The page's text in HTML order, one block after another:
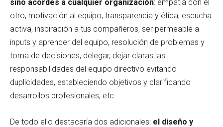
sino acordes a cualquier organización: empatía con el
otro, motivación al equipo, transparencia y ética, escucha
activa, inspiración a tus compañeros, ser permeable a
inputs y aprender del equipo, resolución de problemas y
toma de decisiones, delegar, dejar claras las
responsabilidades del equipo directivo evitando
duplicidades, estableciendo objetivos y clarificando
desarrollos profesionales, etc.
De todo ello destacaría dos adicionales: el diseño y